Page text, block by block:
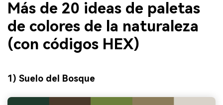
Más de 20 ideas de paletas
de colores de la naturaleza
(con códigos HEX)
1) Suelo del Bosque